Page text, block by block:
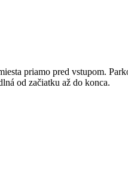
priamo pred vstupom.
od začiatku až do konca.